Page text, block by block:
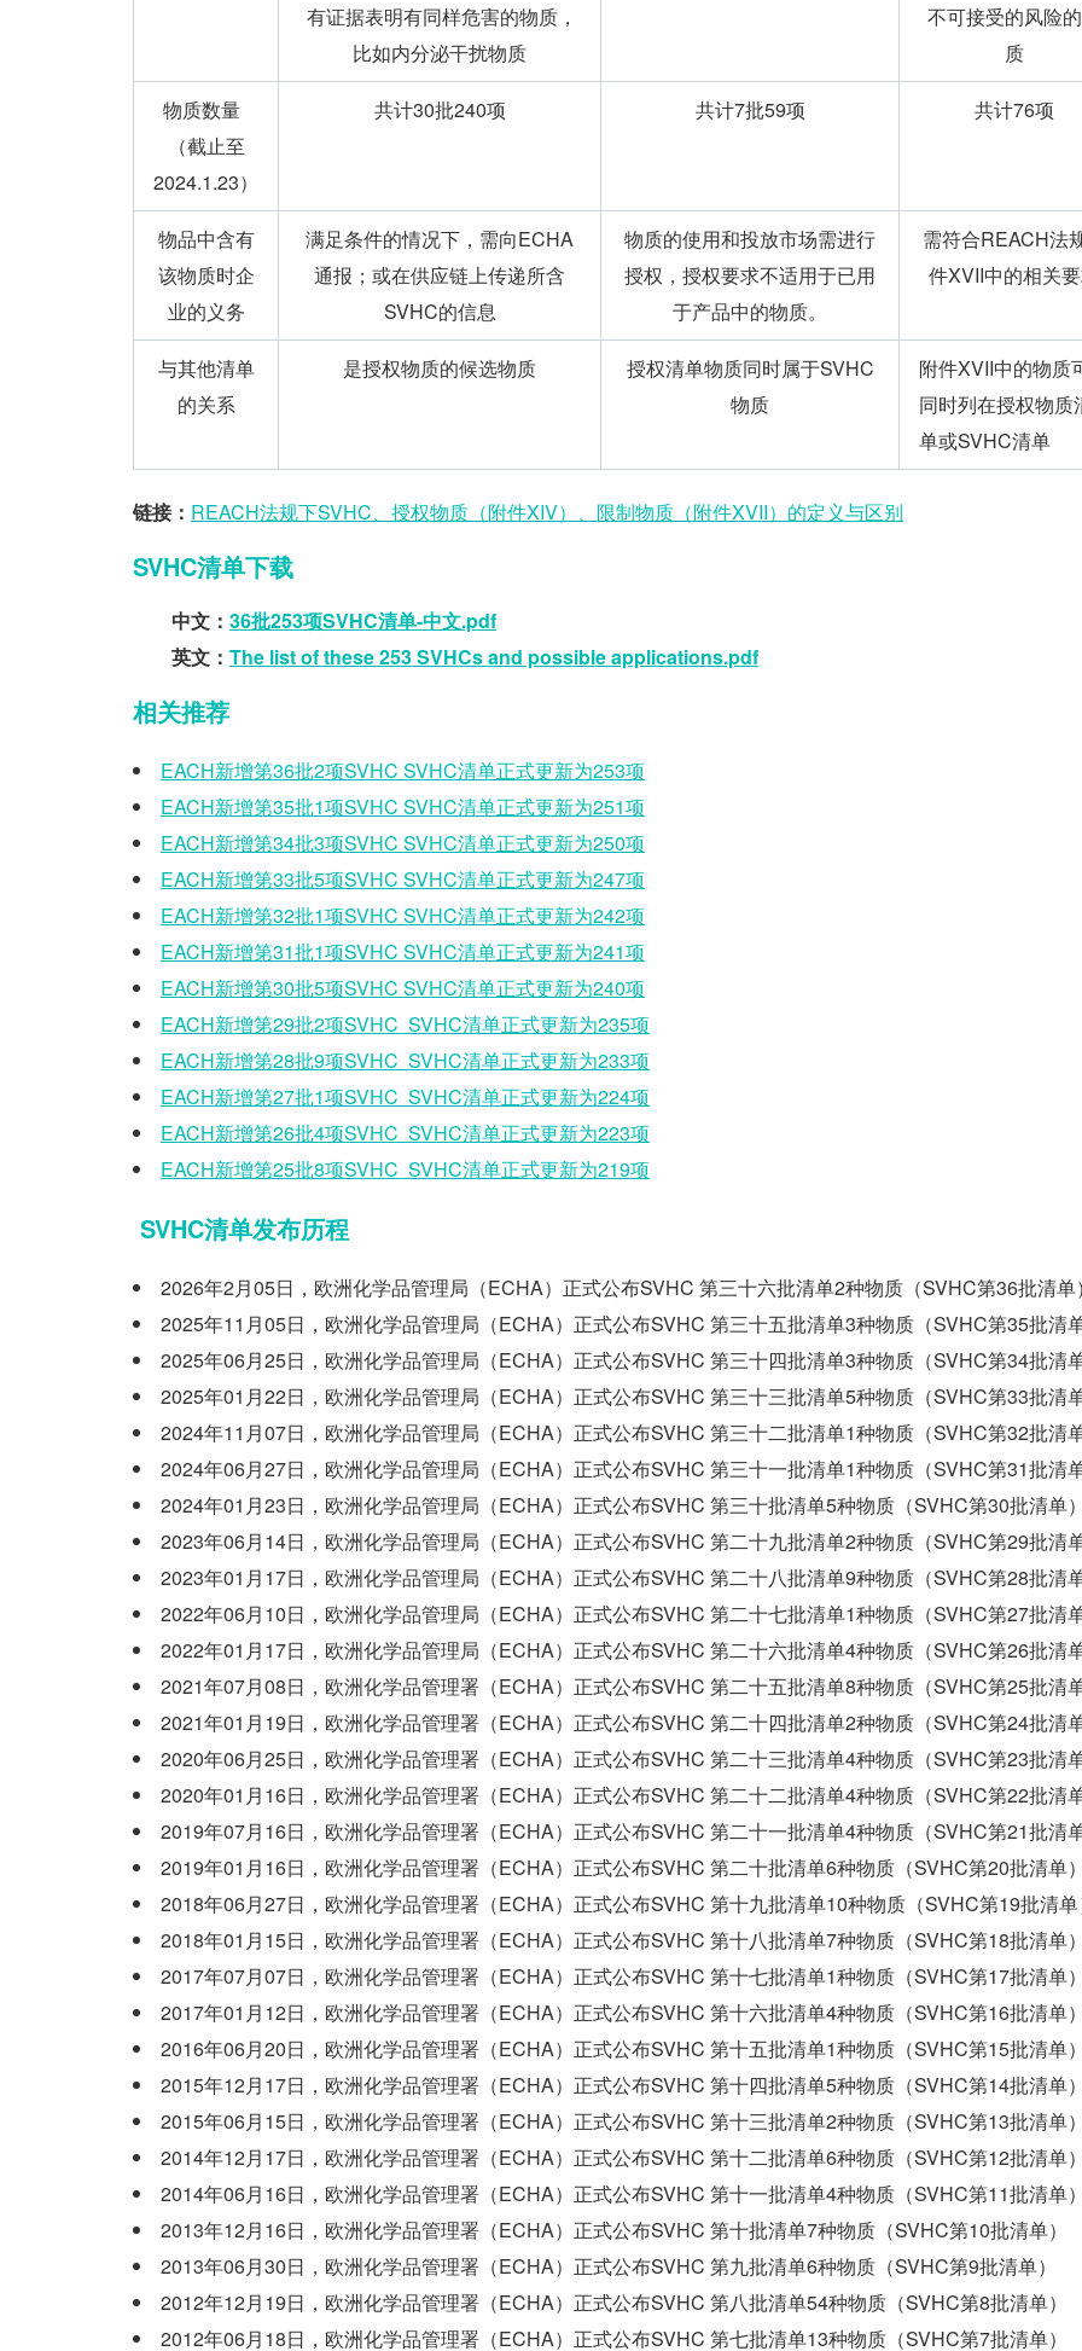
有证据表明有同样危害的物质，
比如内分泌干扰物质
不可接受的风险
质
物质数量
（截止至
2024.1.23）
共计30批240项 共计7批59项 共计76项
物品中含有
该物质时企
业的义务
满足条件的情况下，需向ECHA
通报；或在供应链上传递所含
SVHC的信息
物质的使用和投放市场需进行
授权，授权要求不适用于已用
于产品中的物质。
需符合REACH法
件XVII中的相关
与其他清单
的关系
是授权物质的候选物质
授权清单物质同时属于SVHC
物质
附件XVII中的物质
同时列在授权物质
单或SVHC清单
链接： REACH法规下SVHC、授权物质（附件XIV）、限制物质（附件XVII）的定义与区别
SVHC清单下载
中文： 36批253项SVHC清单-中文.pdf
英文： The list of these 253 SVHCs and possible applications.pdf
相关推荐
EACH新增第36批2项SVHC SVHC清单正式更新为253项
EACH新增第35批1项SVHC SVHC清单正式更新为251项
EACH新增第34批3项SVHC SVHC清单正式更新为250项
EACH新增第33批5项SVHC SVHC清单正式更新为247项
EACH新增第32批1项SVHC SVHC清单正式更新为242项
EACH新增第31批1项SVHC SVHC清单正式更新为241项
EACH新增第30批5项SVHC SVHC清单正式更新为240项
EACH新增第29批2项SVHC SVHC清单正式更新为235项
EACH新增第28批9项SVHC SVHC清单正式更新为233项
EACH新增第27批1项SVHC SVHC清单正式更新为224项
EACH新增第26批4项SVHC SVHC清单正式更新为223项
EACH新增第25批8项SVHC SVHC清单正式更新为219项
SVHC清单发布历程
2026年2月05日，欧洲化学品管理局（ECHA）正式公布SVHC 第三十六批清单2种物质（SVHC第36批清单
2025年11月05日，欧洲化学品管理局（ECHA）正式公布SVHC 第三十五批清单3种物质（SVHC第35批清
2025年06月25日，欧洲化学品管理局（ECHA）正式公布SVHC 第三十四批清单3种物质（SVHC第34批清
2025年01月22日，欧洲化学品管理局（ECHA）正式公布SVHC 第三十三批清单5种物质（SVHC第33批清
2024年11月07日，欧洲化学品管理局（ECHA）正式公布SVHC 第三十二批清单1种物质（SVHC第32批清
2024年06月27日，欧洲化学品管理局（ECHA）正式公布SVHC 第三十一批清单1种物质（SVHC第31批清
2024年01月23日，欧洲化学品管理局（ECHA）正式公布SVHC 第三十批清单5种物质（SVHC第30批清单
2023年06月14日，欧洲化学品管理局（ECHA）正式公布SVHC 第二十九批清单2种物质（SVHC第29批清
2023年01月17日，欧洲化学品管理局（ECHA）正式公布SVHC 第二十八批清单9种物质（SVHC第28批清
2022年06月10日，欧洲化学品管理局（ECHA）正式公布SVHC 第二十七批清单1种物质（SVHC第27批清
2022年01月17日，欧洲化学品管理局（ECHA）正式公布SVHC 第二十六批清单4种物质（SVHC第26批清
2021年07月08日，欧洲化学品管理署（ECHA）正式公布SVHC 第二十五批清单8种物质（SVHC第25批清
2021年01月19日，欧洲化学品管理署（ECHA）正式公布SVHC 第二十四批清单2种物质（SVHC第24批清
2020年06月25日，欧洲化学品管理署（ECHA）正式公布SVHC 第二十三批清单4种物质（SVHC第23批清
2020年01月16日，欧洲化学品管理署（ECHA）正式公布SVHC 第二十二批清单4种物质（SVHC第22批清
2019年07月16日，欧洲化学品管理署（ECHA）正式公布SVHC 第二十一批清单4种物质（SVHC第21批清
2019年01月16日，欧洲化学品管理署（ECHA）正式公布SVHC 第二十批清单6种物质（SVHC第20批清单
2018年06月27日，欧洲化学品管理署（ECHA）正式公布SVHC 第十九批清单10种物质（SVHC第19批清
2018年01月15日，欧洲化学品管理署（ECHA）正式公布SVHC 第十八批清单7种物质（SVHC第18批清单
2017年07月07日，欧洲化学品管理署（ECHA）正式公布SVHC 第十七批清单1种物质（SVHC第17批清单
2017年01月12日，欧洲化学品管理署（ECHA）正式公布SVHC 第十六批清单4种物质（SVHC第16批清单
2016年06月20日，欧洲化学品管理署（ECHA）正式公布SVHC 第十五批清单1种物质（SVHC第15批清单
2015年12月17日，欧洲化学品管理署（ECHA）正式公布SVHC 第十四批清单5种物质（SVHC第14批清单
2015年06月15日，欧洲化学品管理署（ECHA）正式公布SVHC 第十三批清单2种物质（SVHC第13批清单
2014年12月17日，欧洲化学品管理署（ECHA）正式公布SVHC 第十二批清单6种物质（SVHC第12批清单
2014年06月16日，欧洲化学品管理署（ECHA）正式公布SVHC 第十一批清单4种物质（SVHC第11批清单
2013年12月16日，欧洲化学品管理署（ECHA）正式公布SVHC 第十批清单7种物质（SVHC第10批清单）
2013年06月30日，欧洲化学品管理署（ECHA）正式公布SVHC 第九批清单6种物质（SVHC第9批清单）
2012年12月19日，欧洲化学品管理署（ECHA）正式公布SVHC 第八批清单54种物质（SVHC第8批清单）
2012年06月18日，欧洲化学品管理署（ECHA）正式公布SVHC 第七批清单13种物质（SVHC第7批清单）